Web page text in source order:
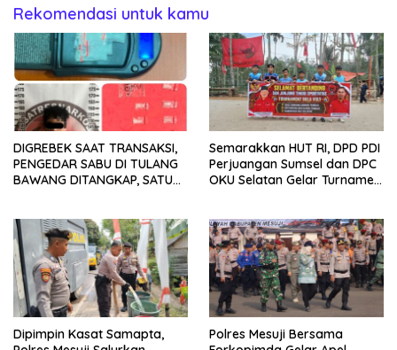
Rekomendasi untuk kamu
DIGREBEK SAAT TRANSAKSI,
PENGEDAR SABU DI TULANG
BAWANG DITANGKAP, SATU
Semarakkan HUT RI, DPD PDI
Perjuangan Sumsel dan DPC
OKU Selatan Gelar Turnamen
Dipimpin Kasat Samapta,
Polres Mesuji Bersama